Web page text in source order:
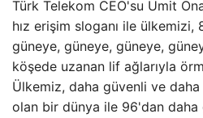
Türk Telekom CEO'su Ümit
hız erişim sloganı ile
güneye, güneye, güneye,
köşede uzanan lif ağlarıyla
Ülkemiz, daha güvenli ve
olan bir dünya ile 96'dan daha